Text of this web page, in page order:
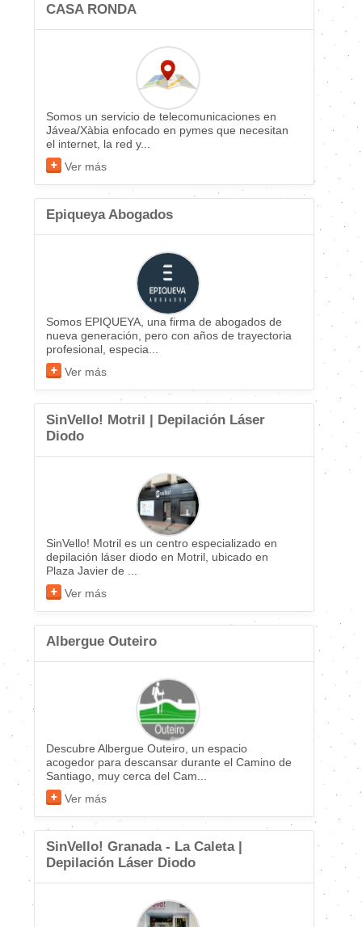
CASA RONDA
Somos un servicio de telecomunicaciones en
Jávea/Xàbia enfocado en pymes que necesitan
el internet, la red y...
Ver más
Epiqueya Abogados
Somos EPIQUEYA, una firma de abogados de
nueva generación, pero con años de trayectoria
profesional, especia...
Ver más
SinVello! Motril | Depilación Láser
Diodo
SinVello! Motril es un centro especializado en
depilación láser diodo en Motril, ubicado en
Plaza Javier de ...
Ver más
Albergue Outeiro
Descubre Albergue Outeiro, un espacio
acogedor para descansar durante el Camino de
Santiago, muy cerca del Cam...
Ver más
SinVello! Granada - La Caleta |
Depilación Láser Diodo